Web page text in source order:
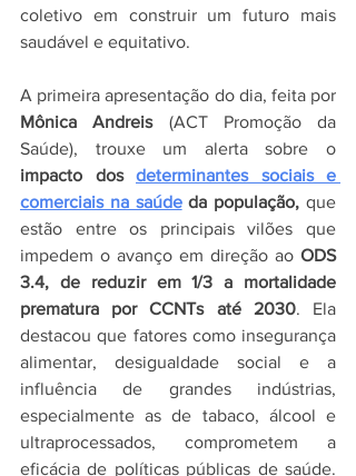
coletivo em construir um futuro mais
saudável e equitativo.
Mônica Andreis (ACT Promoção da
impacto dos determinantes sociais e
comerciais na saúde da população, que
estão entre os principais vilões que
impedem o avanço em direção ao ODS
3.4, de reduzir em 1/3 a mortalidade
prematura por CCNTs até 2030. Ela
destacou que fatores como insegurança
alimentar, desigualdade social e a
influência de grandes indústrias,
especialmente as de tabaco, álcool e
ultraprocessados, comprometem a
eficácia de políticas públicas de saúde.